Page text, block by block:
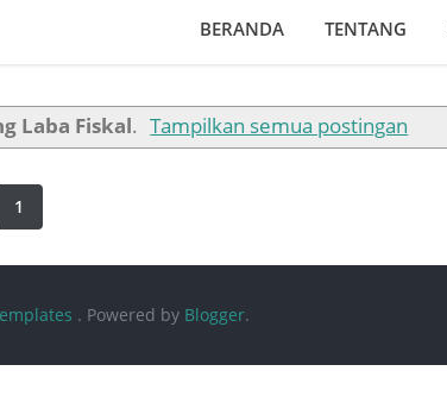
BERANDA TENTANG
Laba Fiskal. Tampilkan semua postingan
1
. Powered by Blogger.